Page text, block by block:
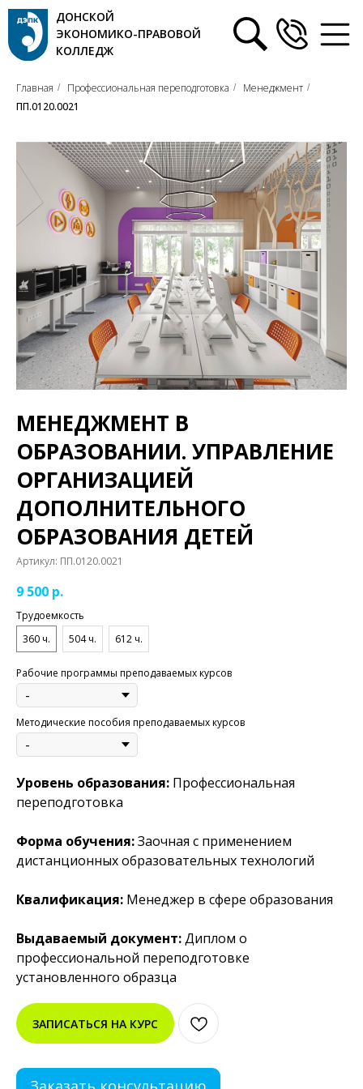
ДОНСКОЙ
ЭКОНОМИКО-ПРАВОВОЙ
КОЛЛЕДЖ
Главная / Профессиональная переподготовка / Менеджмент /
ПП.0120.0021
МЕНЕДЖМЕНТ В
ОБРАЗОВАНИИ. УПРАВЛЕНИЕ
ОРГАНИЗАЦИЕЙ
ДОПОЛНИТЕЛЬНОГО
ОБРАЗОВАНИЯ ДЕТЕЙ
Артикул: ПП.0120.0021
9 500 р.
Трудоемкость
360 ч.
504 ч. 612 ч.
Рабочие программы преподаваемых курсов
Методические пособия преподаваемых курсов
Уровень образования: Профессиональная
переподготовка
Форма обучения:Заочная с применением
дистанционных образовательных технологий
Квалификация: Менеджер в сфере образования
Выдаваемый документ:Диплом о
профессиональной переподготовке
установленного образца
ЗАПИСАТЬСЯ НА КУРС